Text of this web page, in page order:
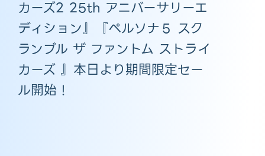
カーズ2 25th アニバーサリーエ
ディション』『ペルソナ５ スク
ランブル ザ ファントム ストライ
カーズ 』本日より期間限定セー
ル開始！